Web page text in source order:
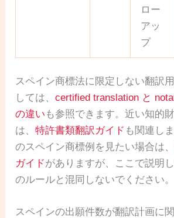
ロー
アッ
プ
スペイン商標法に限定しない翻訳
しては、certified translation と
の違い も参照できます。近い知的
は、特許書類翻訳ガイド も関連し
のスペイン商標例を見たい場合は、
ガイドがありますが、ここで説明
のルールと混同しないでください。
スペインの出願件数が翻訳計画に